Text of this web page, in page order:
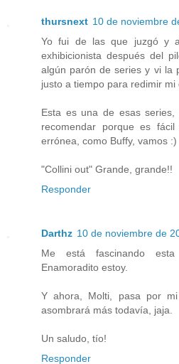
thursnext 10 de noviembre
Yo fui de las que juzgó y
exhibicionista después del
algún parón de series y vi la
justo a tiempo para redimir mi
Esta es una de esas
recomendar porque es
errónea, como Buffy, vamos :)
"Collini out" Grande, grande!!
Responder
Darthz 10 de noviembre de
Me está fascinando esta
Enamoradito estoy.
Y ahora, Molti, pasa por
asombrará más todavía, jaja.
Un saludo, tío!
Responder